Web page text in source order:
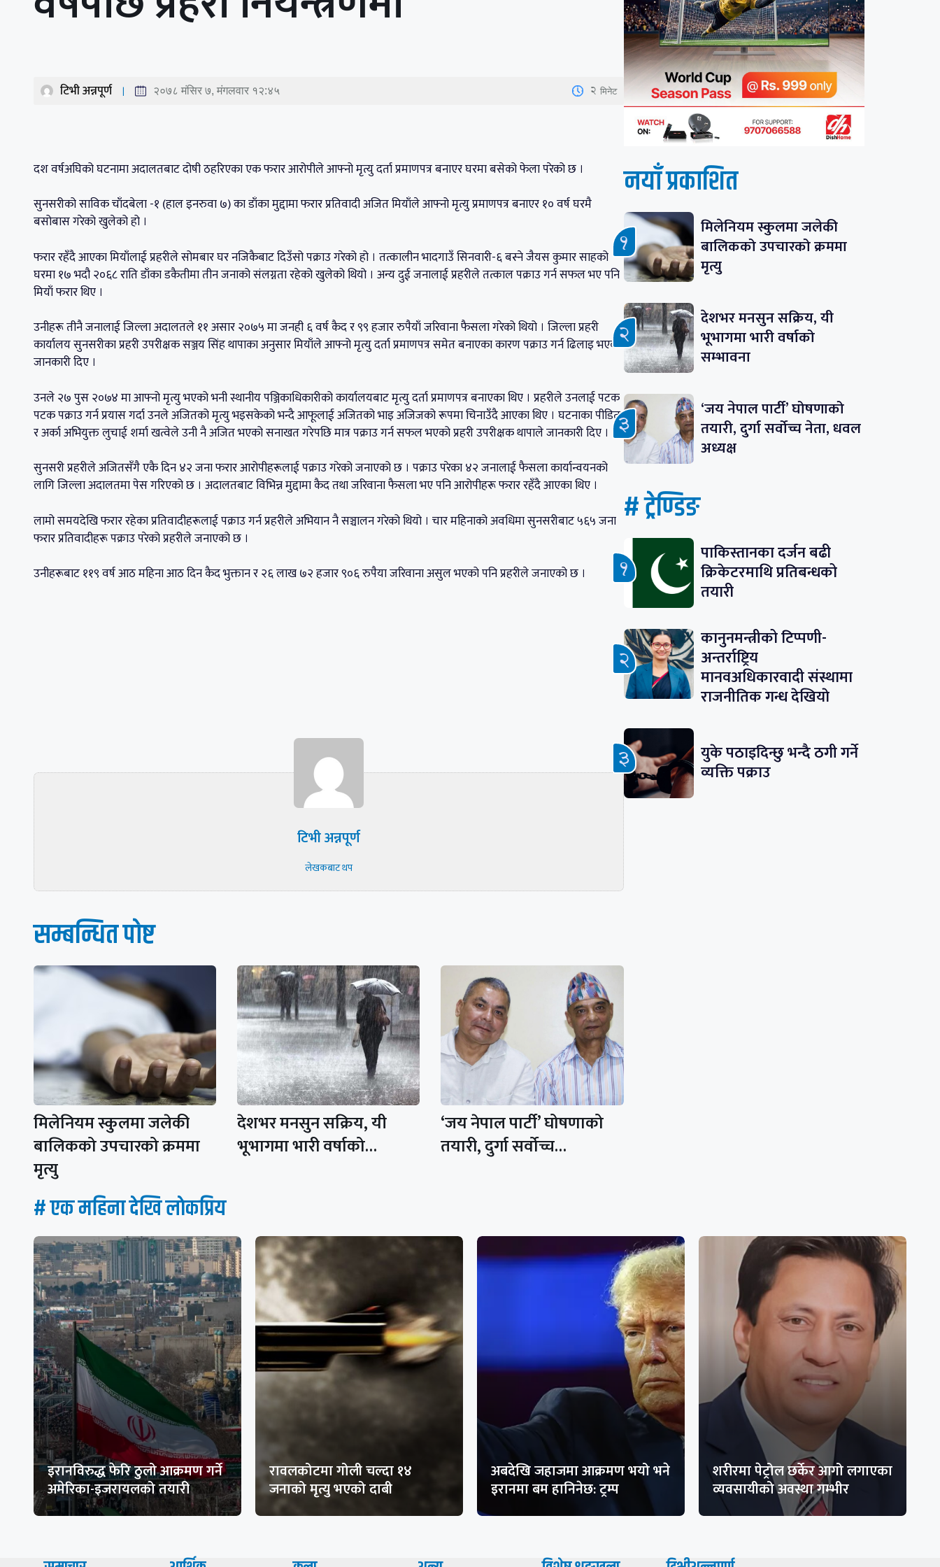
टिभी अन्नपूर्ण २०७८ मंसिर ७, मंगलवार १२:४५ 2 मिनेट
दश वर्षअघिको घटनामा अदालतबाट दोषी ठहरिएका एक फरार आरोपीले आफ्नो मृत्यु दर्ता प्रमाणपत्र बनाएर घरमा बसेको फेला परेको छ ।
सुनसरीको साविक चाँदबेला -१ (हाल इनरुवा ७) का डाँका मुद्दामा फरार प्रतिवादी अजित मियाँले आफ्नो मृत्यु प्रमाणपत्र बनाएर १० वर्ष घरमै
बसोबास गरेको खुलेको हो ।
फरार रहँदै आएका मियाँलाई प्रहरीले सोमबार घर नजिकैबाट दिउँसो पक्राउ गरेको हो । तत्कालीन भादगाउँ सिनवारी-६ बस्ने जैयस कुमार साहको
घरमा १७ भदौ २०६८ राति डाँका डकैतीमा तीन जनाको संलग्नता रहेको खुलेको थियो । अन्य दुई जनालाई प्रहरीले तत्काल पक्राउ गर्न सफल भए पनि
मियाँ फरार थिए ।
उनीहरू तीनै जनालाई जिल्ला अदालतले ११ असार २०७५ मा जनही ६ वर्ष कैद र ९९ हजार रुपैयाँ जरिवाना फैसला गरेको थियो । जिल्ला प्रहरी
कार्यालय सुनसरीका प्रहरी उपरीक्षक सञ्जय सिंह थापाका अनुसार मियाँले आफ्नो मृत्यु दर्ता प्रमाणपत्र समेत बनाएका कारण पक्राउ गर्न ढिलाइ भएको
जानकारी दिए ।
उनले २७ पुस २०७४ मा आफ्नो मृत्यु भएको भनी स्थानीय पञ्जिकाधिकारीको कार्यालयबाट मृत्यु दर्ता प्रमाणपत्र बनाएका थिए । प्रहरीले उनलाई पटक
पटक पक्राउ गर्न प्रयास गर्दा उनले अजितको मृत्यु भइसकेको भन्दै आफूलाई अजितको भाइ अजिजको रूपमा चिनाउँदै आएका थिए । घटनाका पीडित
र अर्का अभियुक्त लुचाई शर्मा खत्वेले उनी नै अजित भएको सनाखत गरेपछि मात्र पक्राउ गर्न सफल भएको प्रहरी उपरीक्षक थापाले जानकारी दिए ।
सुनसरी प्रहरीले अजितसँगै एकै दिन ४२ जना फरार आरोपीहरूलाई पक्राउ गरेको जनाएको छ । पक्राउ परेका ४२ जनालाई फैसला कार्यान्वयनको
लागि जिल्ला अदालतमा पेस गरिएको छ । अदालतबाट विभिन्न मुद्दामा कैद तथा जरिवाना फैसला भए पनि आरोपीहरू फरार रहँदै आएका थिए ।
लामो समयदेखि फरार रहेका प्रतिवादीहरूलाई पक्राउ गर्न प्रहरीले अभियान नै सञ्चालन गरेको थियो । चार महिनाको अवधिमा सुनसरीबाट ५६५ जना
फरार प्रतिवादीहरू पक्राउ परेको प्रहरीले जनाएको छ ।
उनीहरूबाट ११९ वर्ष आठ महिना आठ दिन कैद भुक्तान र २६ लाख ७२ हजार ९०६ रुपैया जरिवाना असुल भएको पनि प्रहरीले जनाएको छ ।
टिभी अन्नपूर्ण
लेखकबाट थप
सम्बन्धित पाेष्ट
मिलेनियम स्कुलमा जलेकी
बालिकको उपचारको क्रममा
मृत्यु
देशभर मनसुन सक्रिय, यी
भूभागमा भारी वर्षाको…
‘जय नेपाल पार्टी’ घोषणाको
तयारी, दुर्गा सर्वोच्च…
नयाँ प्रकाशित
मिलेनियम स्कुलमा जलेकी
बालिकको उपचारको क्रममा
मृत्यु
देशभर मनसुन सक्रिय, यी
भूभागमा भारी वर्षाको
सम्भावना
‘जय नेपाल पार्टी’ घोषणाको
तयारी, दुर्गा सर्वोच्च नेता, धवल
अध्यक्ष
# ट्रेण्डिङ
पाकिस्तानका दर्जन बढी
क्रिकेटरमाथि प्रतिबन्धको
तयारी
कानुनमन्त्रीको टिप्पणी-
अन्तर्राष्ट्रिय
मानवअधिकारवादी संस्थामा
राजनीतिक गन्ध देखियाे
युके पठाइदिन्छु भन्दै ठगी गर्ने
व्यक्ति पक्राउ
# एक महिना देखि लाेकप्रिय
इरानविरुद्ध फेरि ठुलो आक्रमण गर्ने
अमेरिका-इजरायलको तयारी
रावलकोटमा गोली चल्दा १४
जनाको मृत्यु भएको दाबी
अबदेखि जहाजमा आक्रमण भयो भने
इरानमा बम हानिनेछ: ट्रम्प
शरीरमा पेट्रोल छर्केर आगो लगाएका
व्यवसायीको अवस्था गम्भीर